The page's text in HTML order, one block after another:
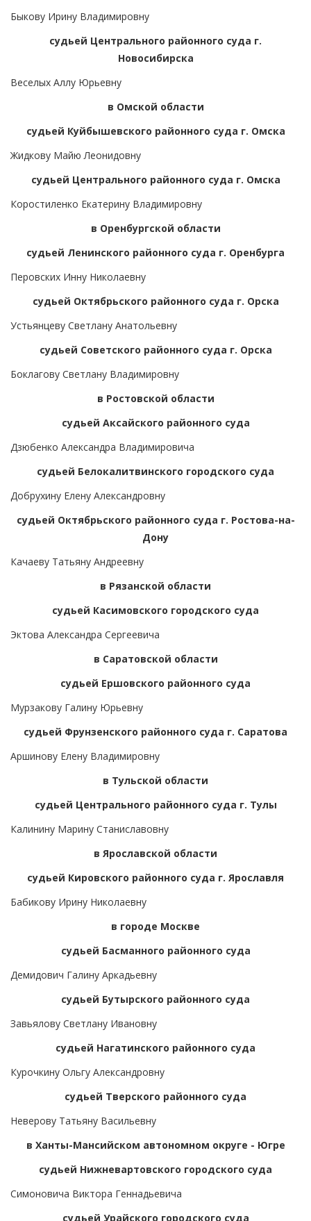
Быкову Ирину Владимировну
судьей Центрального районного суда г.
Новосибирска
Веселых Аллу Юрьевну
в Омской области
судьей Куйбышевского районного суда г. Омска
Жидкову Майю Леонидовну
судьей Центрального районного суда г. Омска
Коростиленко Екатерину Владимировну
в Оренбургской области
судьей Ленинского районного суда г. Оренбурга
Перовских Инну Николаевну
судьей Октябрьского районного суда г. Орска
Устьянцеву Светлану Анатольевну
судьей Советского районного суда г. Орска
Боклагову Светлану Владимировну
в Ростовской области
судьей Аксайского районного суда
Дзюбенко Александра Владимировича
судьей Белокалитвинского городского суда
Добрухину Елену Александровну
судьей Октябрьского районного суда г. Ростова-на-
Дону
Качаеву Татьяну Андреевну
в Рязанской области
судьей Касимовского городского суда
Эктова Александра Сергеевича
в Саратовской области
судьей Ершовского районного суда
Мурзакову Галину Юрьевну
судьей Фрунзенского районного суда г. Саратова
Аршинову Елену Владимировну
в Тульской области
судьей Центрального районного суда г. Тулы
Калинину Марину Станиславовну
в Ярославской области
судьей Кировского районного суда г. Ярославля
Бабикову Ирину Николаевну
в городе Москве
судьей Басманного районного суда
Демидович Галину Аркадьевну
судьей Бутырского районного суда
Завьялову Светлану Ивановну
судьей Нагатинского районного суда
Курочкину Ольгу Александровну
судьей Тверского районного суда
Неверову Татьяну Васильевну
в Ханты-Мансийском автономном округе - Югре
судьей Нижневартовского городского суда
Симоновича Виктора Геннадьевича
судьей Урайского городского суда